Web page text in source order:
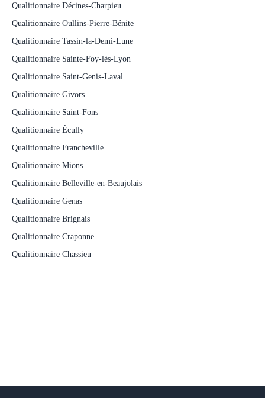
Qualitionnaire Décines-Charpieu
Qualitionnaire Oullins-Pierre-Bénite
Qualitionnaire Tassin-la-Demi-Lune
Qualitionnaire Sainte-Foy-lès-Lyon
Qualitionnaire Saint-Genis-Laval
Qualitionnaire Givors
Qualitionnaire Saint-Fons
Qualitionnaire Écully
Qualitionnaire Francheville
Qualitionnaire Mions
Qualitionnaire Belleville-en-Beaujolais
Qualitionnaire Genas
Qualitionnaire Brignais
Qualitionnaire Craponne
Qualitionnaire Chassieu